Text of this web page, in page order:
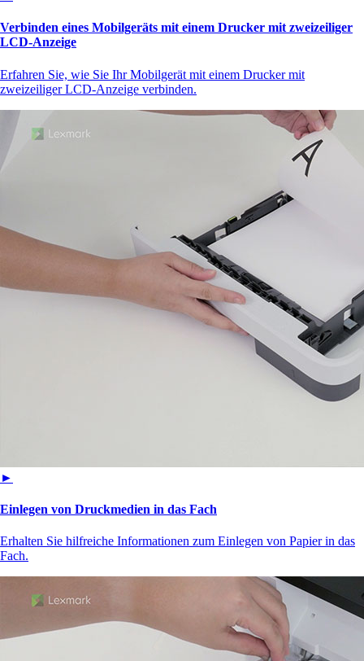
Verbinden eines Mobilgeräts mit einem Drucker mit zweizeiliger
LCD-Anzeige
Erfahren Sie, wie Sie Ihr Mobilgerät mit einem Drucker mit
zweizeiliger LCD-Anzeige verbinden.
►
Einlegen von Druckmedien in das Fach
Erhalten Sie hilfreiche Informationen zum Einlegen von Papier in das
Fach.